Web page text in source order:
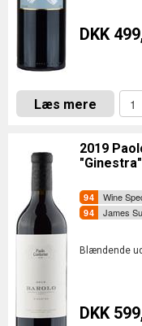
DKK
Læs mere
2019
"Ginestra"
Wine
James
Blændende
DKK